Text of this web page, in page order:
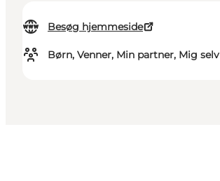
Besøg hjemmeside
Børn, Venner, Min partner, Mig selv